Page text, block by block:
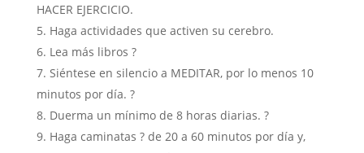
HACER EJERCICIO.
Haga actividades que activen su cerebro.
Lea más libros ?
Siéntese en silencio a MEDITAR, por lo menos 10
minutos por día. ?
Duerma un mínimo de 8 horas diarias. ?
Haga caminatas ? de 20 a 60 minutos por día y,